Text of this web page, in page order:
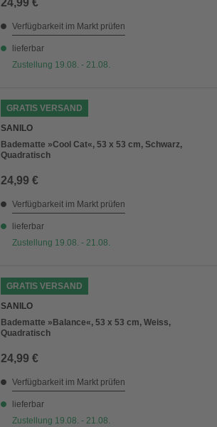
24,99 €
Verfügbarkeit im Markt prüfen
lieferbar
Zustellung 19.08. - 21.08.
GRATIS VERSAND
SANILO
Badematte »Cool Cat«, 53 x 53 cm, Schwarz,
Quadratisch
24,99 €
Verfügbarkeit im Markt prüfen
lieferbar
Zustellung 19.08. - 21.08.
GRATIS VERSAND
SANILO
Badematte »Balance«, 53 x 53 cm, Weiss,
Quadratisch
24,99 €
Verfügbarkeit im Markt prüfen
lieferbar
Zustellung 19.08. - 21.08.